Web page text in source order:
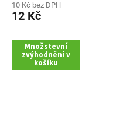
produktu
je
z
hvězdiček.
10 Kč bez DPH
12 Kč
Množstevní
zvýhodnění v
košíku